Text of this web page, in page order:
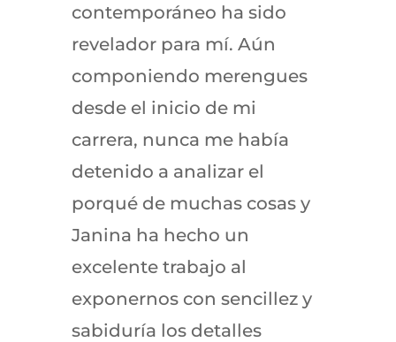
contemporáneo ha sido
revelador para mí. Aún
componiendo merengues
desde el inicio de mi
carrera, nunca me había
detenido a analizar el
porqué de muchas cosas y
Janina ha hecho un
excelente trabajo al
exponernos con sencillez y
sabiduría los detalles